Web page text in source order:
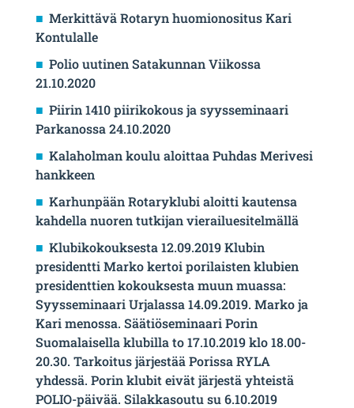
Merkittävä Rotaryn huomionositus Kari
Kontulalle
Polio uutinen Satakunnan Viikossa
21.10.2020
Piirin 1410 piirikokous ja syysseminaari
Parkanossa 24.10.2020
Kalaholman koulu aloittaa Puhdas Merivesi
hankkeen
Karhunpään Rotaryklubi aloitti kautensa
kahdella nuoren tutkijan vierailuesitelmällä
Klubikokouksesta 12.09.2019 Klubin
presidentti Marko kertoi porilaisten klubien
presidenttien kokouksesta muun muassa:
Syysseminaari Urjalassa 14.09.2019. Marko ja
Kari menossa. Säätiöseminaari Porin
Suomalaisella klubilla to 17.10.2019 klo 18.00-
20.30. Tarkoitus järjestää Porissa RYLA
yhdessä. Porin klubit eivät järjestä yhteistä
POLIO-päivää. Silakkasoutu su 6.10.2019